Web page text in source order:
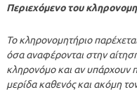
Περιεχόμενο του
Το κληρονομητήριο
όσα αναφέρονται στην
κληρονόμο και αν υπάρχουν
μερίδα καθενός και ακόμη